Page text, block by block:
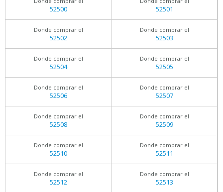
52500 52501
Donde comprar el
52502
Donde comprar el
52503
Donde comprar el
52504
Donde comprar el
52505
Donde comprar el
52506
Donde comprar el
52507
Donde comprar el
52508
Donde comprar el
52509
Donde comprar el
52510
Donde comprar el
52511
Donde comprar el
52512
Donde comprar el
52513